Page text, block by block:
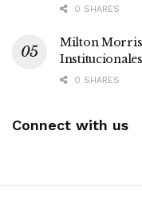
0 SHARES
Milton
0 SHARES
Connect with us